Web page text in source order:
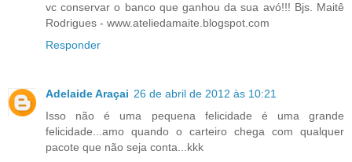
vc conservar o banco que ganhou da sua avó!!! Bjs. Maitê
Rodrigues - www.ateliedamaite.blogspot.com
Responder
Adelaide Araçai 26 de abril de 2012 às 10:21
Isso não é uma pequena felicidade é uma grande
felicidade...amo quando o carteiro chega com qualquer
pacote que não seja conta...kkk